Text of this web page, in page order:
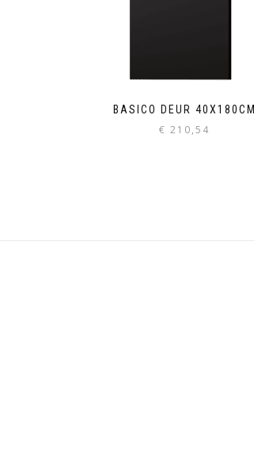
BASICO DEUR 40X180CM
€ 210,54